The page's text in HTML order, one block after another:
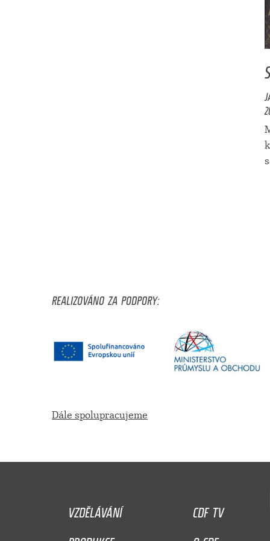
REALIZOVÁNO ZA PODPORY:
Dále spolupracujeme
VZDĚLÁVÁNÍ
CDF TV